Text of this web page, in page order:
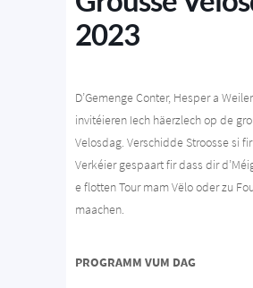
2023
D’Gemenge Conter, Hesper a
invitéieren Iech häerzlech op de
Velosdag. Verschidde Stroosse si
Verkéier gespaart fir dass dir
e flotten Tour mam Vëlo oder zu
maachen.
PROGRAMM VUM DAG